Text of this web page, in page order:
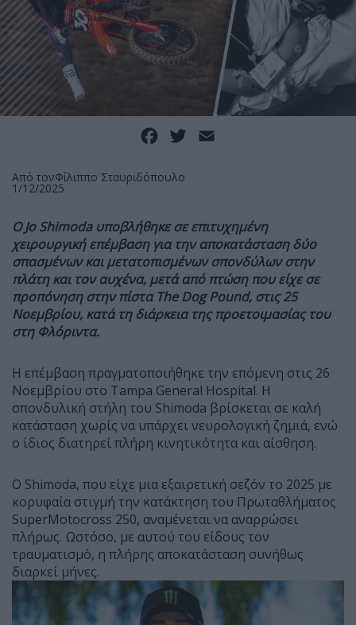
Facebook
Twitter
Από τονΦίλιππο Σταυριδόπουλο
1/12/2025
Ο Jo Shimoda υποβλήθηκε σε επιτυχημένη
χειρουργική επέμβαση για την αποκατάσταση δύο
σπασμένων και μετατοπισμένων σπονδύλων στην
πλάτη και τον αυχένα, μετά από πτώση που είχε σε
προπόνηση στην πίστα The Dog Pound, στις 25
Νοεμβρίου, κατά τη διάρκεια της προετοιμασίας του
στη Φλόριντα.
Η επέμβαση πραγματοποιήθηκε την επόμενη στις 26
Νοεμβρίου στο Tampa General Hospital. Η
σπονδυλική στήλη του Shimoda βρίσκεται σε καλή
κατάσταση χωρίς να υπάρχει νευρολογική ζημιά, ενώ
ο ίδιος διατηρεί πλήρη κινητικότητα και αίσθηση.
Ο Shimoda, που είχε μια εξαιρετική σεζόν το 2025 με
κορυφαία στιγμή την κατάκτηση του Πρωταθλήματος
SuperMotocross 250, αναμένεται να αναρρώσει
πλήρως. Ωστόσο, με αυτού του είδους τον
τραυματισμό, η πλήρης αποκατάσταση συνήθως
διαρκεί μήνες.